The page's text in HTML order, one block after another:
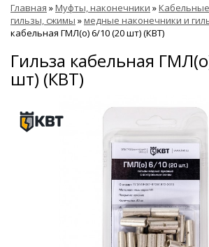
Главная »Муфты, наконечники »
гильзы, сжимы »медные наконечники и
кабельная ГМЛ(о) 6/10 (20 шт) (КВТ)
Гильза кабельная
шт) (КВТ)